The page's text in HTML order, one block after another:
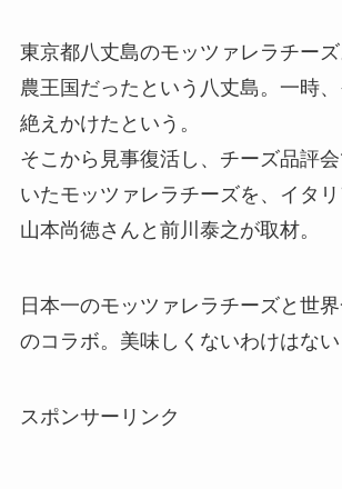
東京都八丈島のモッツァレラチー
農王国だったという八丈島。一時
絶えかけたという。
そこから見事復活し、チーズ品評
いたモッツァレラチーズを、イタ
山本尚徳さんと前川泰之が取材。
日本一のモッツァレラチーズと世
のコラボ。美味しくないわけはない
スポンサーリンク